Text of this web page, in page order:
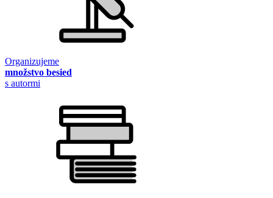
Organizujeme
množstvo besied
s autormi